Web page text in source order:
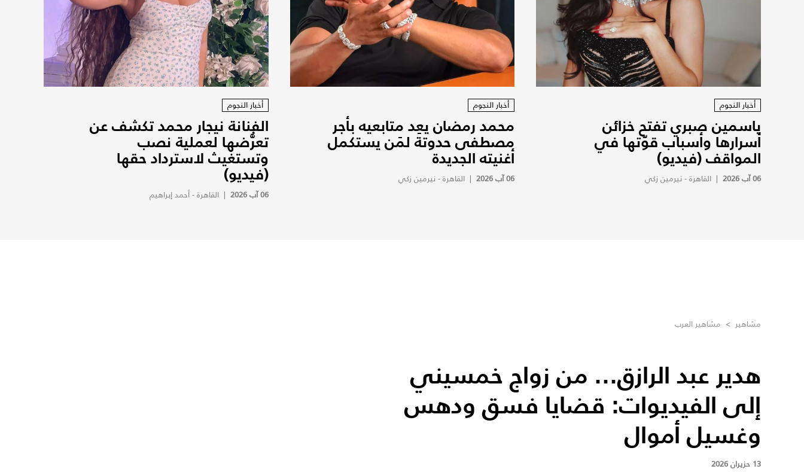
أخبار النجوم
ياسمين صبري تفتح خزائن
أسرارها وأسباب قوّتها في
المواقف (فيديو)
06 آب 2026 | القاهرة - نيرمين زكي
أخبار النجوم
محمد رمضان يعِد متابعيه بأجر
مصطفى حدوتة لمَن يستكمل
أغنيته الجديدة
06 آب 2026 | القاهرة - نيرمين زكي
أخبار النجوم
الفنانة نيجار محمد تكشف عن
تعرُّضها لعملية نصب
وتستغيث لاسترداد حقها
(فيديو)
06 آب 2026 |القاهرة - أحمد إبراهيم
مشاهير > مشاهير العرب
هدير عبد الرازق... من زواج خمسيني
إلى الفيديوات: قضايا فسق ودهس
وغسيل أموال
13 حزيران 2026